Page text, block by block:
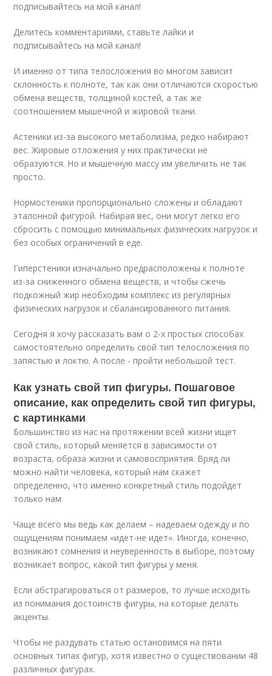
подписывайтесь на мой канал!
Делитесь комментариями, ставьте лайки и
подписывайтесь на мой канал!
И именно от типа телосложения во многом зависит
склонность к полноте, так как они отличаются скоростью
обмена веществ, толщиной костей, а так же
соотношением мышечной и жировой ткани.
Астеники из-за высокого метаболизма, редко набирают
вес. Жировые отложения у них практически не
образуются. Но и мышечную массу им увеличить не так
просто.
Нормостеники пропорционально сложены и обладают
эталонной фигурой. Набирая вес, они могут легко его
сбросить с помощью минимальных физических нагрузок и
без особых ограничений в еде.
Гиперстеники изначально предрасположены к полноте
из-за сниженного обмена веществ, и чтобы сжечь
подкожный жир необходим комплекс из регулярных
физических нагрузок и сбалансированного питания.
Сегодня я хочу рассказать вам о 2-х простых способах
самостоятельно определить свой тип телосложения по
запястью и локтю. А после - пройти небольшой тест.
Как узнать свой тип фигуры. Пошаговое
описание, как определить свой тип фигуры,
с картинками
Большинство из нас на протяжении всей жизни ищет
свой стиль, который меняется в зависимости от
возраста, образа жизни и самовосприятия. Вряд ли
можно найти человека, который нам скажет
определенно, что именно конкретный стиль подойдет
только нам.
Чаще всего мы ведь как делаем – надеваем одежду и по
ощущениям понимаем «идет-не идет». Иногда, конечно,
возникают сомнения и неуверенность в выборе, поэтому
возникает вопрос, какой тип фигуры у меня.
Если абстрагироваться от размеров, то лучше исходить
из понимания достоинств фигуры, на которые делать
акценты.
Чтобы не раздувать статью остановимся на пяти
основных типах фигур, хотя известно о существовании 48
различных фигурах.